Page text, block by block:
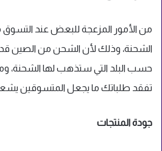
من الأمور المزعجة للبعض عند
حسب البلد التي ستذهب لها الشحنة،
تفقد طلباتك ما يجعل المتسوقين
جودة المنتجات